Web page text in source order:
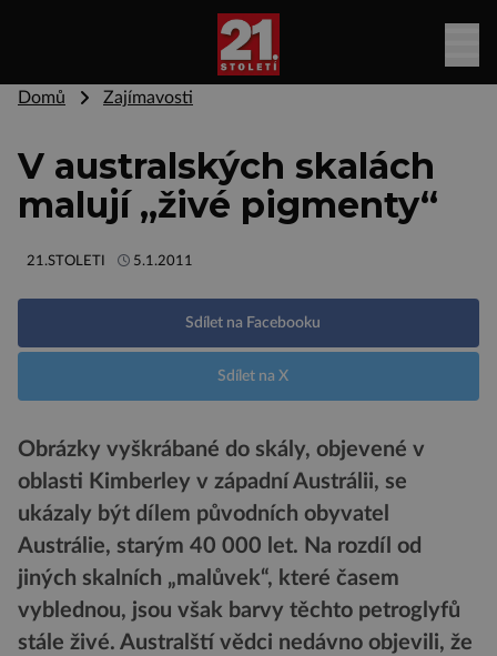
Domů Zajímavosti
V australských skalách
malují „živé pigmenty“
21.STOLETI 5.1.2011
Sdílet na Facebooku
Sdílet na X
Obrázky vyškrábané do skály, objevené v
oblasti Kimberley v západní Austrálii, se
ukázaly být dílem původních obyvatel
Austrálie, starým 40 000 let. Na rozdíl od
jiných skalních „malůvek“, které časem
vyblednou, jsou však barvy těchto petroglyfů
stále živé. Australští vědci nedávno objevili, že